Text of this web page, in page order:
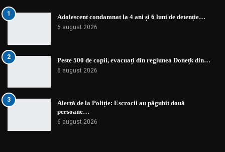
1 Adolescent condamnat la 4 ani și 6 luni de detenție…
6 august 2026
2 Peste 500 de copii, evacuați din regiunea Donețk din…
6 august 2026
3
Alertă de la Poliție: Escrocii au păgubit două
persoane…
6 august 2026